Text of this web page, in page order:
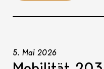
5. Mai 2026